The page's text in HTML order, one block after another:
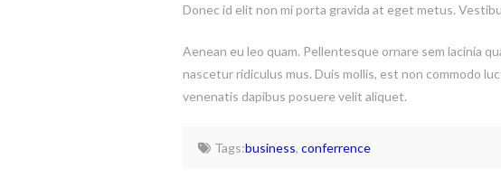
Donec id elit non mi porta gravida at eget metus.
Aenean eu leo quam. Pellentesque ornare sem lacinia
nascetur ridiculus mus. Duis mollis, est non commodo
venenatis dapibus posuere velit aliquet.
Tags:business,conferrence